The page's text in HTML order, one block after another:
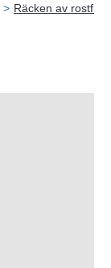
> Räcken av rostfritt